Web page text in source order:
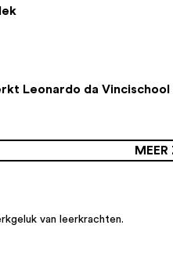
Leonardo da
MEER
van leerkrachten.